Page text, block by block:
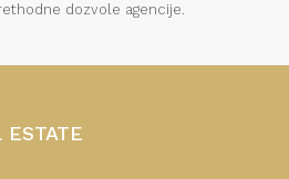
dozvole agencije.
ESTATE